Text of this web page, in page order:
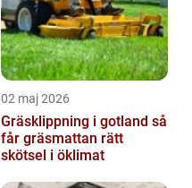
02 maj 2026
Gräsklippning i gotland så
får gräsmattan rätt
skötsel i öklimat